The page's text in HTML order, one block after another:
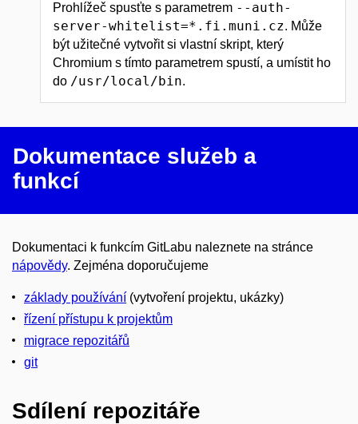
Prohlížeč spusťte s parametrem --auth-
server-whitelist=*.fi.muni.cz. Může
být užitečné vytvořit si vlastní skript, který
Chromium s tímto parametrem spustí, a umístit ho
do /usr/local/bin.
Dokumentace služeb a
funkcí
Dokumentaci k funkcím GitLabu naleznete na stránce
nápovědy. Zejména doporučujeme
základy používání (vytvoření projektu, ukázky)
řízení přístupu k projektům
migrace repozitářů
git
Sdílení repozitáře